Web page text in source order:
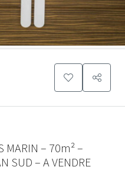
MARIN – 70m² –
SUD – A VENDRE